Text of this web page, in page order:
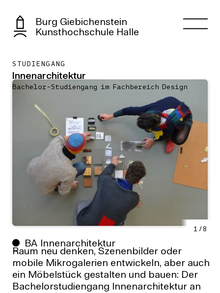
Burg Giebichenstein
Kunsthochschule Halle
STUDIENGANG
Innenarchitektur
Bachelor-Studiengang im Fachbereich Design
1 /8
BA Innenarchitektur
Raum neu denken, Szenenbilder oder
mobile Mikrogalerien entwickeln, aber auch
ein Möbelstück gestalten und bauen: Der
Bachelorstudiengang Innenarchitektur an